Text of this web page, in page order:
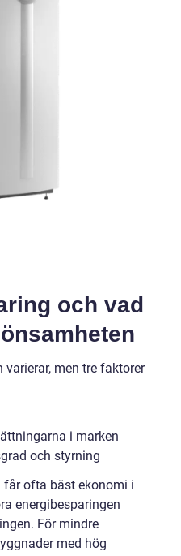
och vad
men tre faktorer
i marken
och styrning
får ofta bäst ekonomi i
energibesparingen
För mindre
med hög